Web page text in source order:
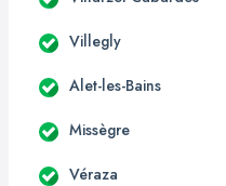
Villegly
Alet-les-Bains
Missègre
Véraza